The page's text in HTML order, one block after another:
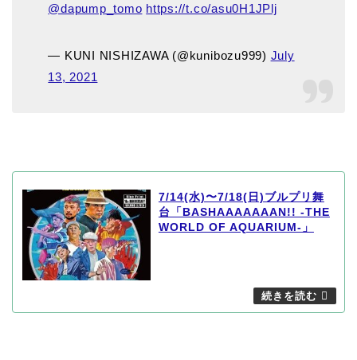
@dapump_tomo https://t.co/asu0H1JPlj
— KUNI NISHIZAWA (@kunibozu999) July
13, 2021
7/14(水)〜7/18(日)ブルプリ舞
台「BASHAAAAAAAN!! -THE
WORLD OF AQUARIUM-」